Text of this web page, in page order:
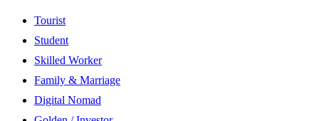
Tourist
Student
Skilled Worker
Family & Marriage
Digital Nomad